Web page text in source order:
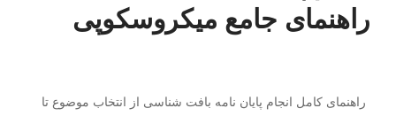
راهنمای جامع میکروسکوپی
راهنمای کامل انجام پایان نامه بافت شناسی از انتخاب موضوع تا